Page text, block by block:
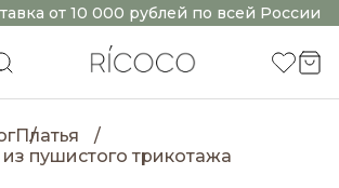
от 10 000 рублей по всей России
Платья
пушистого трикотажа